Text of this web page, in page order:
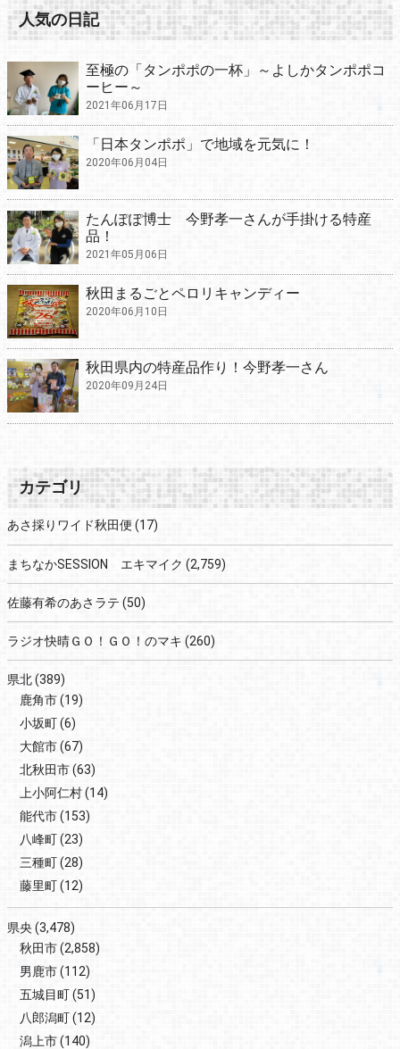
人気の日記
至極の「タンポポの一杯」～よしかタンポポコ
ーヒー～
2021年06月17日
「日本タンポポ」で地域を元気に！
2020年06月04日
たんぽぽ博士 今野孝一さんが手掛ける特産
品！
2021年05月06日
秋田まるごとペロリキャンディー
2020年06月10日
秋田県内の特産品作り！今野孝一さん
2020年09月24日
カテゴリ
あさ採りワイド秋田便 (17)
まちなかSESSION エキマイク (2,759)
佐藤有希のあさラテ (50)
ラジオ快晴ＧＯ！ＧＯ！のマキ (260)
県北(389)
鹿角市(19)
小坂町(6)
大館市(67)
北秋田市(63)
上小阿仁村(14)
能代市(153)
八峰町(23)
三種町(28)
藤里町(12)
県央(3,478)
秋田市(2,858)
男鹿市(112)
五城目町(51)
八郎潟町(12)
潟上市(140)